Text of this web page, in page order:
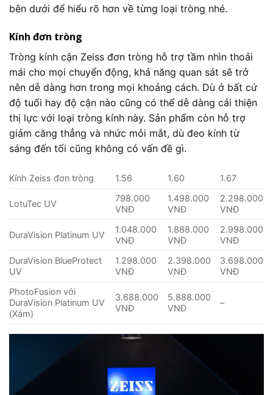
bên dưới để hiểu rõ hơn về từng loại tròng nhé.
Kính đơn tròng
Tròng kính cận Zeiss đơn tròng hỗ trợ tầm nhìn thoải
mái cho mọi chuyển động, khả năng quan sát sẽ trở
nên dễ dàng hơn trong mọi khoảng cách. Dù ở bất cứ
độ tuổi hay độ cận nào cũng có thể dễ dàng cải thiện
thị lực với loại tròng kính này. Sản phẩm còn hỗ trợ
giảm căng thẳng và nhức mỏi mắt, dù đeo kính từ
sáng đến tối cũng không có vấn đề gì.
Kính Zeiss đơn tròng 1.56 1.60 1.67
LotuTec UV
798.000
VNĐ
1.498.000
VNĐ
2.298.000
VNĐ
DuraVision Platinum UV
1.048.000
VNĐ
1.888.000
VNĐ
2.998.000
VNĐ
DuraVision BlueProtect
UV
1.298.000
VNĐ
2.398.000
VNĐ
3.698.000
VNĐ
PhotoFusion với
DuraVision Platinum UV
(Xám)
3.688.000
VNĐ
5.888.000
VNĐ
–